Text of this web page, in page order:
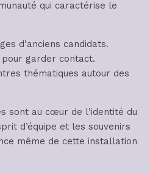
qui caractérise le
d’anciens candidats.
pour garder contact.
thématiques autour des
sont au cœur de l’identité du
d’équipe et les souvenirs
même de cette installation